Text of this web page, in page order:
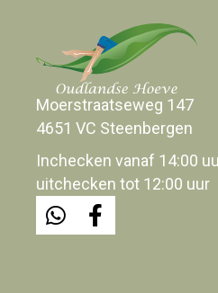
Moerstraatseweg 147
4651 VC Steenbergen
Inchecken vanaf 14:00
uitchecken tot 12:00 uur